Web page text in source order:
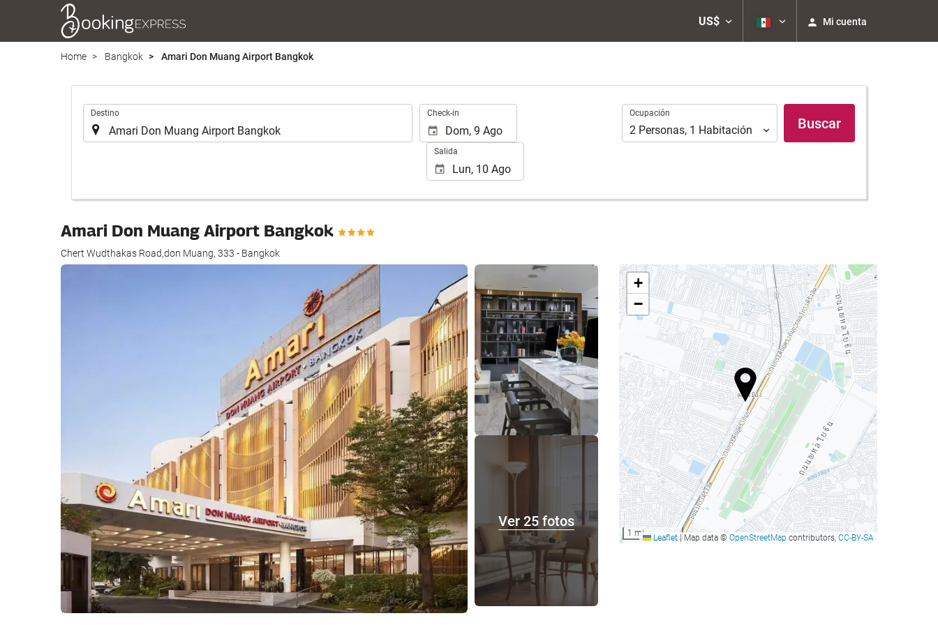
US$ Mi cuenta
Home Bangkok Amari Don Muang Airport Bangkok
Destino Check-in
Salida
Ocupación
Ocupación
2 Personas, 1 Habitación Buscar
Amari Don Muang Airport Bangkok
Chert Wudthakas Road,don Muang, 333 - Bangkok
Ver 25 fotos
Ver 25 fotos
+
−
1 mi Leaflet |Map data © OpenStreetMap contributors, CC-BY-SA